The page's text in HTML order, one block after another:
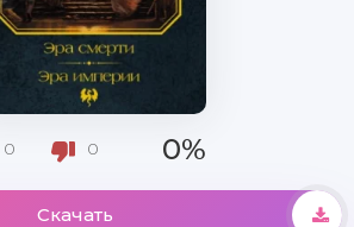
0 0 0%
Скачать